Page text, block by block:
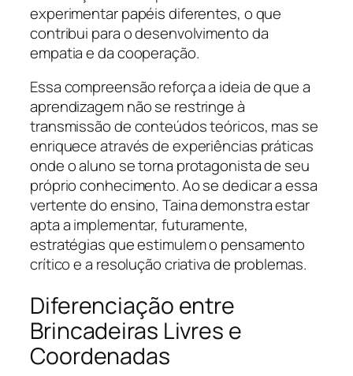
experimentar papéis diferentes, o que
contribui para o desenvolvimento da
empatia e da cooperação.
Essa compreensão reforça a ideia de que a
aprendizagem não se restringe à
transmissão de conteúdos teóricos, mas se
enriquece através de experiências práticas
onde o aluno se torna protagonista de seu
próprio conhecimento. Ao se dedicar a essa
vertente do ensino, Taina demonstra estar
apta a implementar, futuramente,
estratégias que estimulem o pensamento
crítico e a resolução criativa de problemas.
Diferenciação entre
Brincadeiras Livres e
Coordenadas